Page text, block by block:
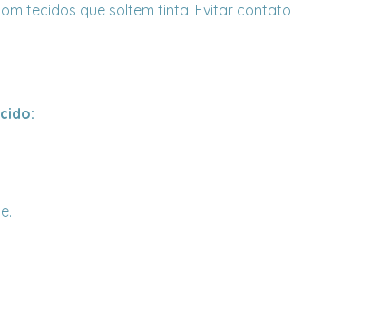
tecidos que soltem tinta. Evitar contato